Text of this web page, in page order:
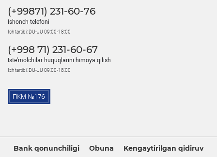
(+99871) 231-60-76
Ishonch telefoni
Ish tartibi: DU-JU 09:00-18:00
(+998 71) 231-60-67
Iste'molchilar huquqlarini himoya qilish
Ish tartibi: DU-JU 09:00-18:00
Bank qonunchiligi Obuna Kengaytirilgan qidiruv